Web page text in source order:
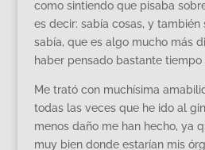
como sintiendo que pisaba
es decir: sabía cosas, y también
sabía, que es algo mucho más
haber pensado bastante tiempo
Me trató con muchísima
todas las veces que he ido al
menos daño me han hecho, ya
muy bien donde estarían mis